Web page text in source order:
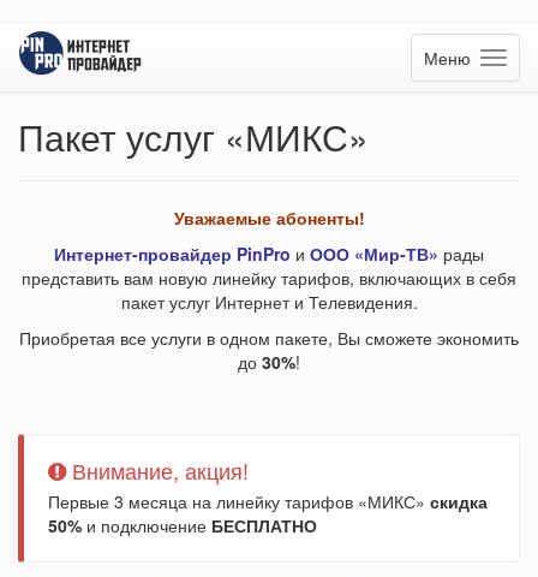
Меню
Пакет услуг «МИКС»
Уважаемые абоненты!
Интернет-провайдер PinPro и ООО «Мир-ТВ» рады
представить вам новую линейку тарифов, включающих в себя
пакет услуг Интернет и Телевидения.
Приобретая все услуги в одном пакете, Вы сможете экономить
до 30%!
Внимание, акция!
Первые 3 месяца на линейку тарифов «МИКС» скидка
50% и подключение БЕСПЛАТНО